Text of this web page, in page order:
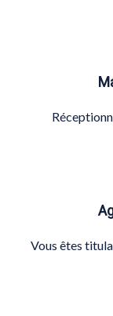
Vous êtes